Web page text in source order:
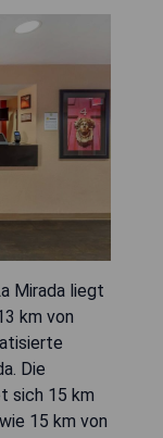
Mirada liegt
km von
Die
sich 15 km
15 km von